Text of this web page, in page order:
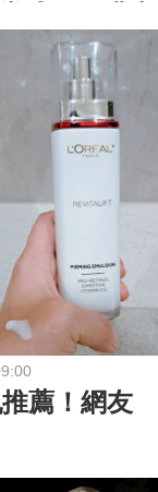
薦！網友